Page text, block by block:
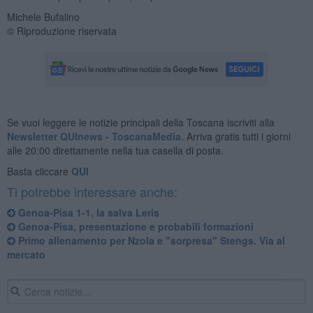
Michele Bufalino
© Riproduzione riservata
Se vuoi leggere le notizie principali della Toscana iscriviti alla
Newsletter QUInews - ToscanaMedia. Arriva gratis tutti i giorni
alle 20:00 direttamente nella tua casella di posta.
Basta cliccare QUI
Ti potrebbe interessare anche:
Genoa-Pisa 1-1, la salva Leris
Genoa-Pisa, presentazione e probabili formazioni
Primo allenamento per Nzola e "sorpresa" Stengs. Via al
mercato